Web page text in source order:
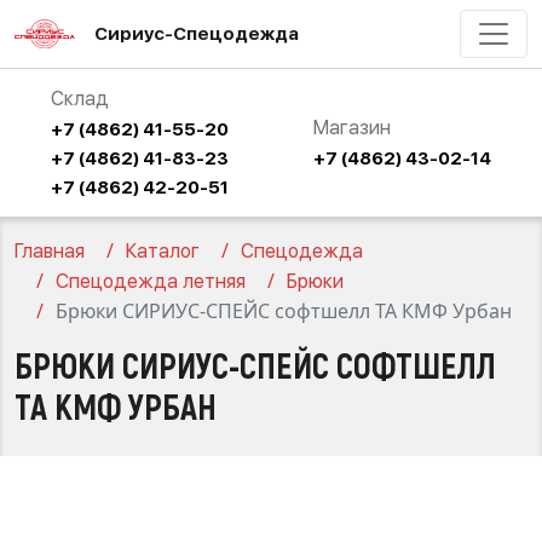
Сириус-Спецодежда
Склад
+7 (4862) 41-55-20
+7 (4862) 41-83-23
+7 (4862) 42-20-51
Магазин
+7 (4862) 43-02-14
Главная Каталог
Спецодежда
Спецодежда летняя
Брюки
Брюки СИРИУС-СПЕЙС софтшелл ТА КМФ Урбан
БРЮКИ СИРИУС-СПЕЙС СОФТШЕЛЛ
ТА КМФ УРБАН